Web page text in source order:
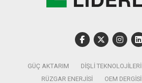
GÜÇ AKTARIM DIŞLI TEKNOLOJILERI
RÜZGAR ENERJISI
OEM DERGISI